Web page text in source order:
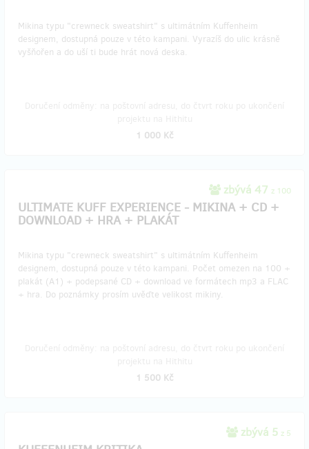
Mikina typu "crewneck sweatshirt" s ultimátním Kuffenheim
designem, dostupná pouze v této kampani. Vyrazíš do ulic krásně
vyšňořen a do uší ti bude hrát nová deska.
1 000 Kč
zbývá 47 z 100
ULTIMATE KUFF EXPERIENCE - MIKINA + CD +
DOWNLOAD + HRA + PLAKÁT
Mikina typu "crewneck sweatshirt" s ultimátním Kuffenheim
designem, dostupná pouze v této kampani. Počet omezen na 100 +
plakát (A1) + podepsané CD + download ve formátech mp3 a FLAC
+ hra. Do poznámky prosím uvěďte velikost mikiny.
1 500 Kč
zbývá 5 z 5